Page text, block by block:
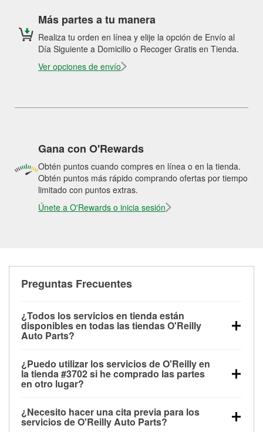
Más partes a tu manera
Realiza tu orden en línea y elije la opción de Envío al
Día Siguiente a Domicilio o Recoger Gratis en Tienda.
Ver opciones de envío
Gana con O'Rewards
Obtén puntos cuando compres en línea o en la tienda.
Obtén puntos más rápido comprando ofertas por tiempo
limitado con puntos extras.
Únete a O'Rewards o inicia sesión
Preguntas Frecuentes
¿Todos los servicios en tienda están
disponibles en todas las tiendas O'Reilly
Auto Parts?
las pruebas de batería, pruebas de alternador y
motor de arranque, revisión de la luz “Check Engine”
con O'Reilly VeriScan® e instalación de
limpiaparabrisas o bombillas, están disponibles en
todas las tiendas O'Reilly Auto Parts. La tienda
¿Puedo utilizar los servicios de O'Reilly en
la tienda #3702 si he comprado las partes
en otro lugar?
de O'Reilly Auto Parts que estén disponibles en la
¿Necesito hacer una cita previa para los
servicios de O'Reilly Auto Parts?